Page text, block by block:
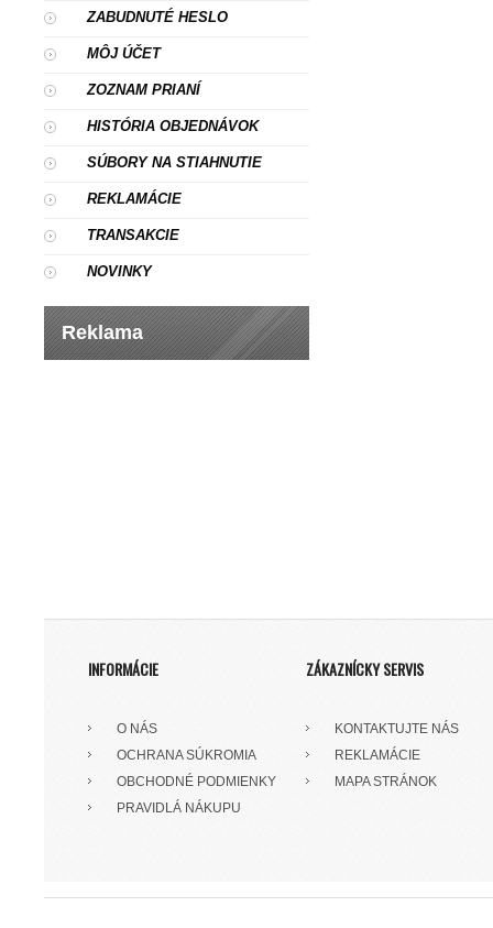
ZABUDNUTÉ HESLO
MÔJ ÚČET
ZOZNAM PRIANÍ
HISTÓRIA OBJEDNÁVOK
SÚBORY NA STIAHNUTIE
REKLAMÁCIE
TRANSAKCIE
NOVINKY
Reklama
INFORMÁCIE
O NÁS
OCHRANA SÚKROMIA
OBCHODNÉ PODMIENKY
PRAVIDLÁ NÁKUPU
ZÁKAZNÍCKY SERVIS
KONTAKTUJTE NÁS
REKLAMÁCIE
MAPA STRÁNOK